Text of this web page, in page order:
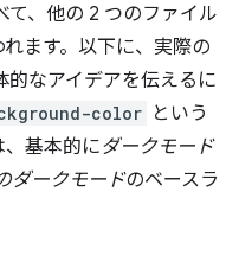
て、他の 2 つのファイル
れます。以下に、実際の
的なアイデアを伝えるに
color という
、基本的にダークモード
ダークモードのベースラ